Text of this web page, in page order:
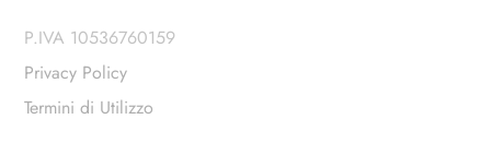
P.IVA 10536760159
Privacy Policy
Termini di Utilizzo